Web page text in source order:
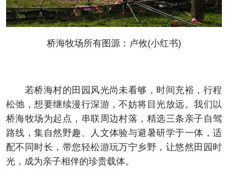
桥海牧场所有图源：卢攸(小红书)
若桥海村的田园风光尚未看够，时间充裕，行程
松弛，想要继续漫行深游，不妨将目光放远。我们以
桥海牧场为起点，串联周边村落，精选三条亲子自驾
路线，集自然野趣、人文体验与避暑研学于一体，适
配不同时长，带您轻松游玩万宁乡野，让悠然田园时
光，成为亲子相伴的珍贵载体。